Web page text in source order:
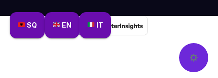
SQ EN IT